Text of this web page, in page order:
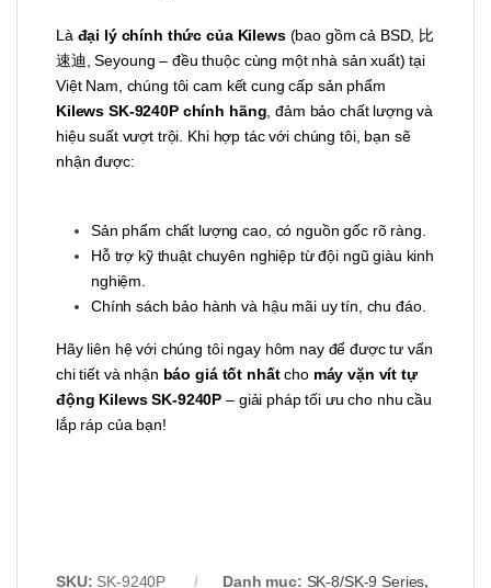
Là đại lý chính thức của Kilews(bao gồm cả BSD, 比
速迪, Seyoung – đều thuộc cùng một nhà sản xuất) tại
Việt Nam, chúng tôi cam kết cung cấp sản phẩm
Kilews SK-9240P chính hãng , đảm bảo chất lượng và
hiệu suất vượt trội. Khi hợp tác với chúng tôi, bạn sẽ
nhận được:
Sản phẩm chất lượng cao, có nguồn gốc rõ ràng.
Hỗ trợ kỹ thuật chuyên nghiệp từ đội ngũ giàu kinh
nghiệm.
Chính sách bảo hành và hậu mãi uy tín, chu đáo.
Hãy liên hệ với chúng tôi ngay hôm nay để được tư vấn
chi tiết và nhận báo giá tốt nhấtcho máy vặn vít tự
động Kilews SK-9240P – giải pháp tối ưu cho nhu cầu
lắp ráp của bạn!
SKU: SK-9240P Danh mục: SK-8/SK-9 Series,